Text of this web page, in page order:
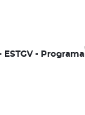
- Programa